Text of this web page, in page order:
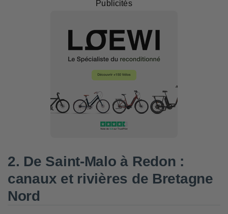
Publicités
2. De Saint-Malo à Redon :
canaux et rivières de Bretagne
Nord